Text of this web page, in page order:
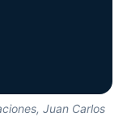
Juan Carlos